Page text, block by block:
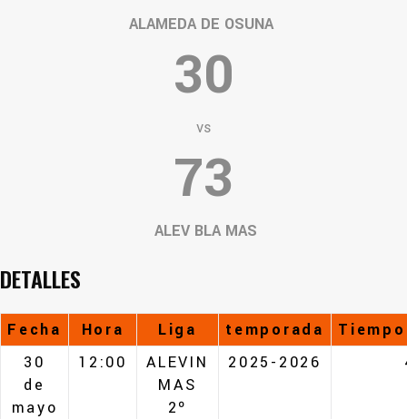
ALAMEDA DE OSUNA
30
vs
73
ALEV BLA MAS
DETALLES
Fecha Hora Liga temporada
30
de
mayo
12:00
ALEVIN
MAS
2º
2025-2026